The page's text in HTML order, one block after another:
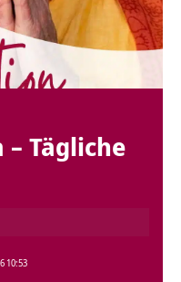
Tägliche
10:53